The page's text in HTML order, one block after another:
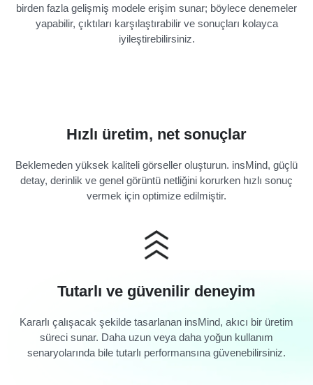
birden fazla gelişmiş modele erişim sunar; böylece denemeler
yapabilir, çıktıları karşılaştırabilir ve sonuçları kolayca
iyileştirebilirsiniz.
Hızlı üretim, net sonuçlar
Beklemeden yüksek kaliteli görseller oluşturun. insMind, güçlü
detay, derinlik ve genel görüntü netliğini korurken hızlı sonuç
vermek için optimize edilmiştir.
Tutarlı ve güvenilir deneyim
Kararlı çalışacak şekilde tasarlanan insMind, akıcı bir üretim
süreci sunar. Daha uzun veya daha yoğun kullanım
senaryolarında bile tutarlı performansına güvenebilirsiniz.